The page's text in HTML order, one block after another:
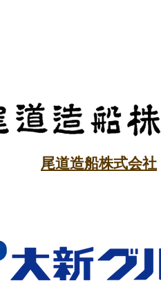
尾道造船株式会社